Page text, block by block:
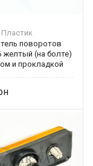
поворотов
желтый (на болте)
и прокладкой